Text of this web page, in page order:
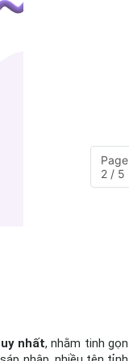
Page
2 / 5
nhất, nhằm tinh gọn